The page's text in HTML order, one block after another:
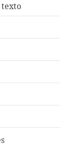
texto